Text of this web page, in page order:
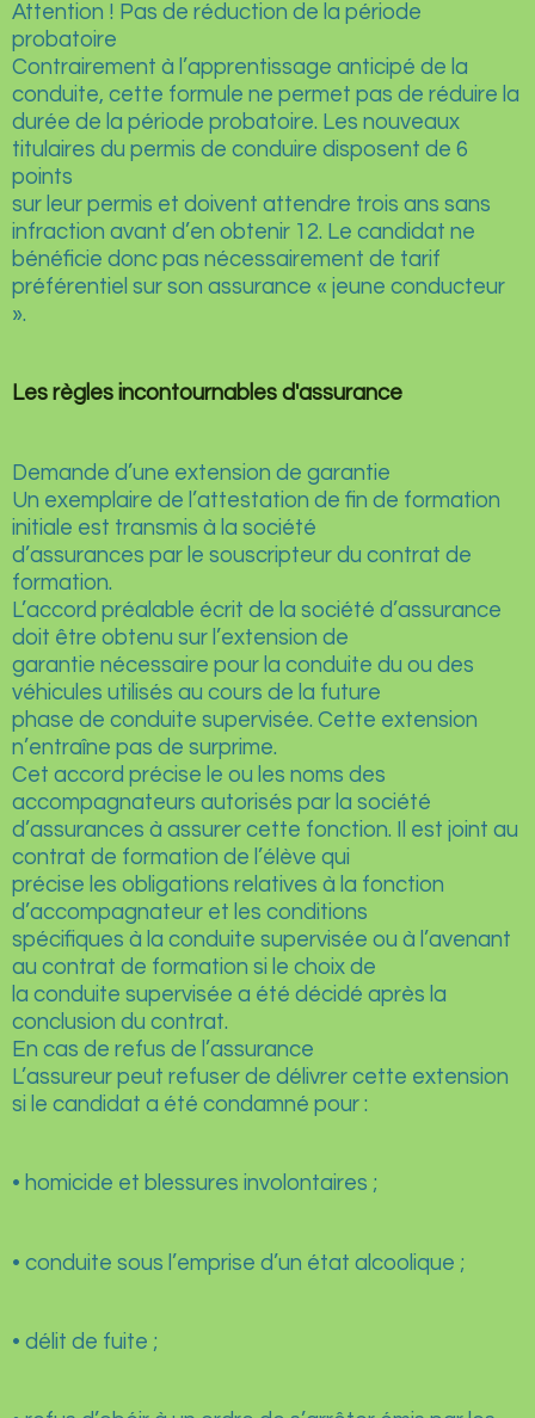
Attention ! Pas de réduction de la période
probatoire
Contrairement à l’apprentissage anticipé de la
conduite, cette formule ne permet pas de réduire la
durée de la période probatoire. Les nouveaux
titulaires du permis de conduire disposent de 6
points
sur leur permis et doivent attendre trois ans sans
infraction avant d’en obtenir 12. Le candidat ne
bénéficie donc pas nécessairement de tarif
préférentiel sur son assurance « jeune conducteur
».
Les règles incontournables d'assurance
Demande d’une extension de garantie
Un exemplaire de l’attestation de fin de formation
initiale est transmis à la société
d’assurances par le souscripteur du contrat de
formation.
L’accord préalable écrit de la société d’assurance
doit être obtenu sur l’extension de
garantie nécessaire pour la conduite du ou des
véhicules utilisés au cours de la future
phase de conduite supervisée. Cette extension
n’entraîne pas de surprime.
Cet accord précise le ou les noms des
accompagnateurs autorisés par la société
d’assurances à assurer cette fonction. Il est joint au
contrat de formation de l’élève qui
précise les obligations relatives à la fonction
d’accompagnateur et les conditions
spécifiques à la conduite supervisée ou à l’avenant
au contrat de formation si le choix de
la conduite supervisée a été décidé après la
conclusion du contrat.
En cas de refus de l’assurance
L’assureur peut refuser de délivrer cette extension
si le candidat a été condamné pour :
• homicide et blessures involontaires ;
• conduite sous l’emprise d’un état alcoolique ;
• délit de fuite ;